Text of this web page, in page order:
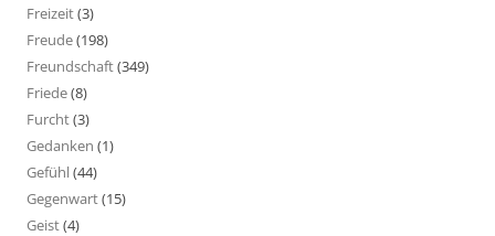
Freizeit(3)
Freude(198)
Freundschaft(349)
Friede(8)
Furcht(3)
Gedanken (1)
Gefühl(44)
Gegenwart(15)
Geist(4)